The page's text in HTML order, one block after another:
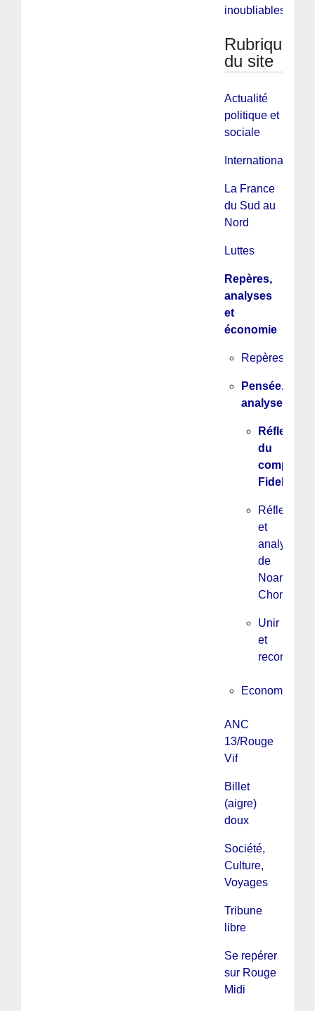
inoubliables
Rubriques
du site
Actualité
politique et
sociale
International
La France
du Sud au
Nord
Luttes
Repères,
analyses
et
économie
Repères
Pensée,
analyse
Réflexions
du
Fidel
Réflexions
et
analyses
de
Noam
Chomsky
Unir
et
Economie
ANC
13/Rouge
Vif
Billet
(aigre)
doux
Société,
Culture,
Voyages
Tribune
libre
Se repérer
sur Rouge
Midi